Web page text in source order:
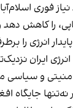
فوری
را کاهش
انرژی را
ایران
و سیاسی
جایگاه